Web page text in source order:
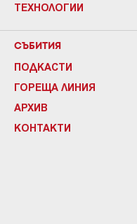
ТЕХНОЛОГИИ
СЪБИТИЯ
ПОДКАСТИ
ГОРЕЩА ЛИНИЯ
АРХИВ
КОНТАКТИ